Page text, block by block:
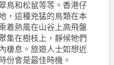
鳥和松鼠等等。香港仔
，這種兇猛的鳥類在本
着熱風在山谷上高飛盤
集在樹枝上，靜候牠們
棲息。旅遊人士如想近
份會是最佳時機。